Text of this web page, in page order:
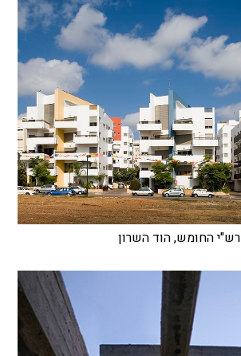
רש"י החומש, הוד השרון